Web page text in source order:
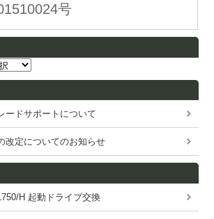
号
ードサポートについて
改定についてのお知らせ
H 起動ドライブ交換